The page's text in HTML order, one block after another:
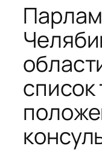
список